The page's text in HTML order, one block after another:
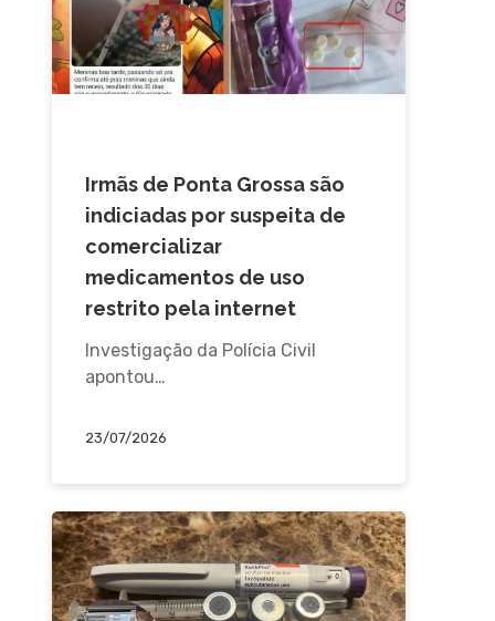
Irmãs de Ponta Grossa são
indiciadas por suspeita de
comercializar
medicamentos de uso
restrito pela internet
Investigação da Polícia Civil
apontou…
23/07/2026